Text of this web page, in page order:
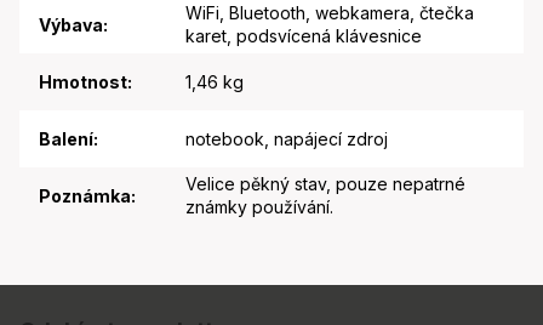
Výbava:
WiFi, Bluetooth, webkamera, čtečka
karet, podsvícená klávesnice
Hmotnost: 1,46 kg
Balení: notebook, napájecí zdroj
Poznámka:
Velice pěkný stav, pouze nepatrné
známky používání.